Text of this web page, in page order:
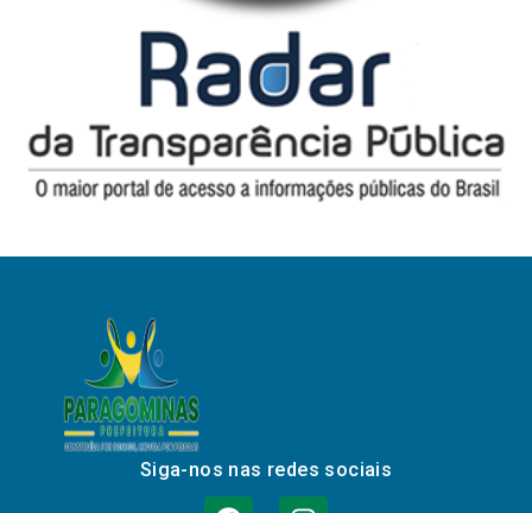
Siga-nos nas redes sociais